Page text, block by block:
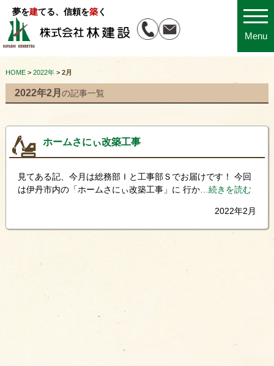
Menu
夢を建てる、信頼を築く
HOME> 2022年> 2月
2022年2月 の記事一覧
ホームさにぃ改築工事
見てある記、今月は総務部Ｉと工事部Ｓでお届けです！ 今回
は伊丹市内の「ホームさにぃ改築工事」に 行か…続きを読む
2022年2月